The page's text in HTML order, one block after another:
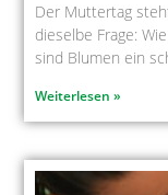
Der Muttertag
dieselbe Frage:
sind Blumen ein
Weiterlesen »